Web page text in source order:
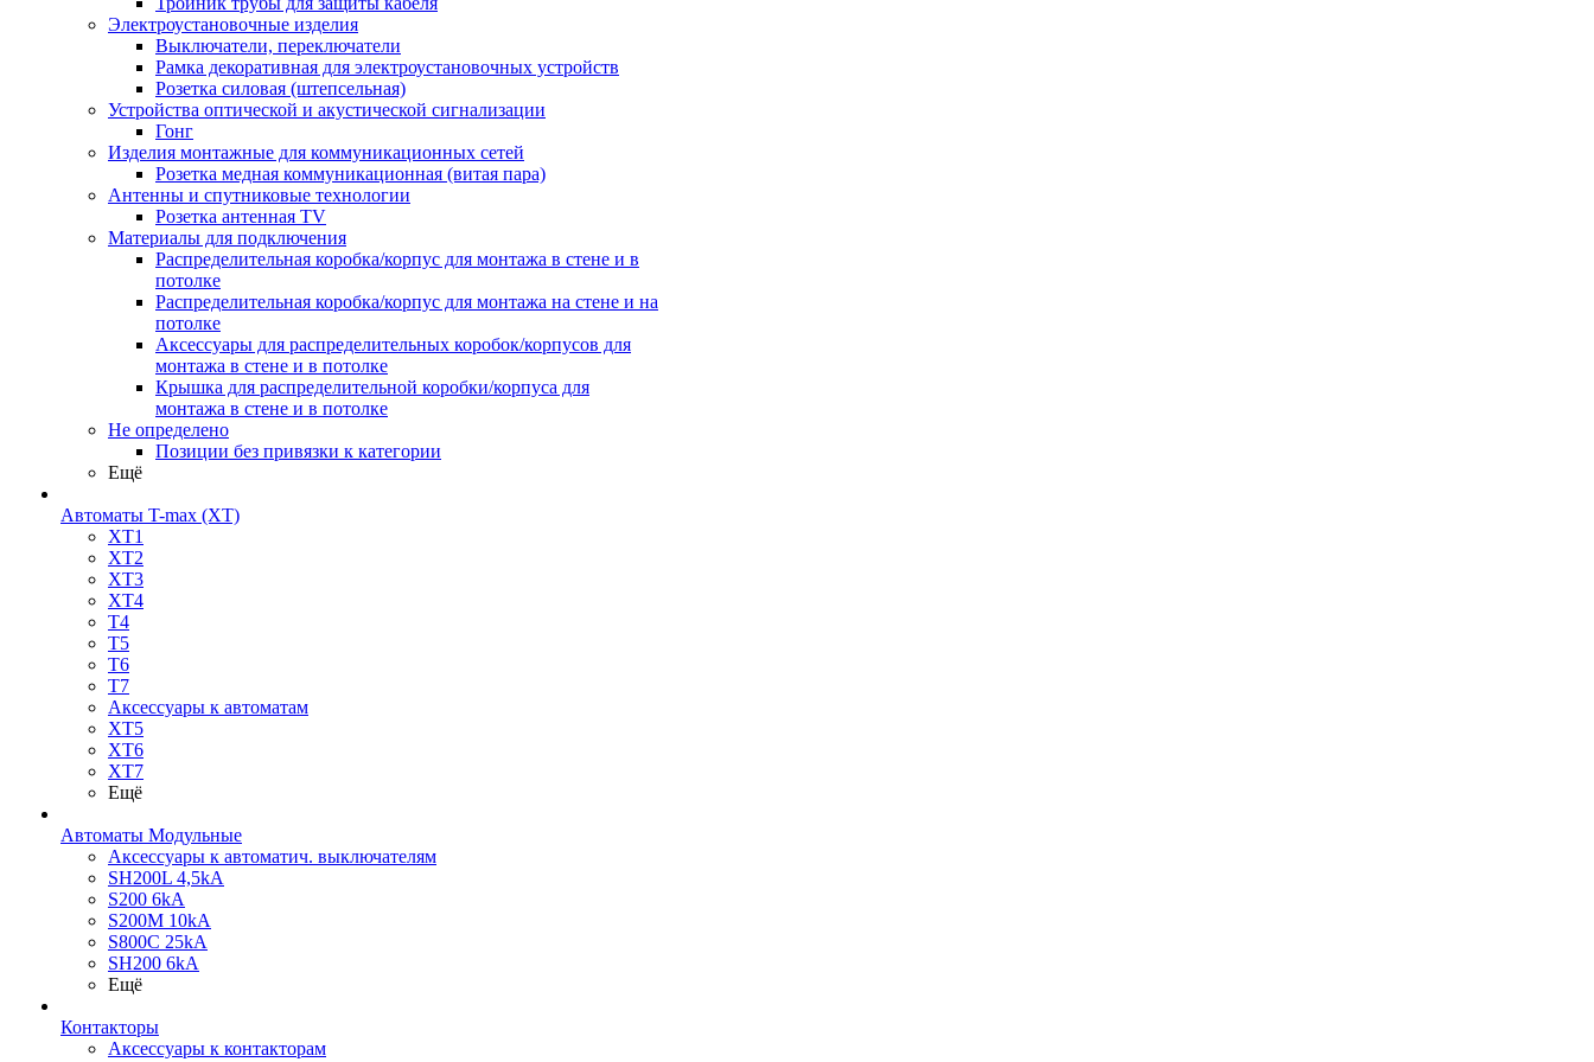
Электроустановочные изделия
Выключатели, переключатели
Рамка декоративная для электроустановочных устройств
Розетка силовая (штепсельная)
Устройства оптической и акустической сигнализации
Гонг
Изделия монтажные для коммуникационных сетей
Розетка медная коммуникационная (витая пара)
Антенны и спутниковые технологии
Розетка антенная TV
Материалы для подключения
Распределительная коробка/корпус для монтажа в стене и в
потолке
Распределительная коробка/корпус для монтажа на стене и на
потолке
Аксессуары для распределительных коробок/корпусов для
монтажа в стене и в потолке
Крышка для распределительной коробки/корпуса для
монтажа в стене и в потолке
Не определено
Позиции без привязки к категории
Ещё
Автоматы T-max (XT)
XT1
XT2
XT3
XT4
T4
T5
T6
T7
Аксессуары к автоматам
XT5
XT6
XT7
Ещё
Автоматы Модульные
Аксессуары к автоматич. выключателям
SH200L 4,5kA
S200 6kA
S200M 10kA
S800C 25kA
SH200 6kA
Ещё
Контакторы
Аксессуары к контакторам